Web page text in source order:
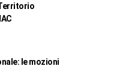
le mozioni